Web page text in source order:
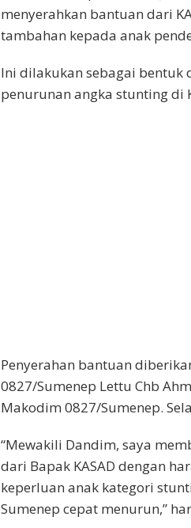
menyerahkan bantuan dari
tambahan kepada anak
Ini dilakukan sebagai bentuk
penurunan angka stunting di
Penyerahan bantuan
0827/Sumenep Lettu Chb
Makodim 0827/Sumenep.
“Mewakili Dandim, saya
dari Bapak KASAD dengan
keperluan anak kategori
Sumenep cepat menurun,”